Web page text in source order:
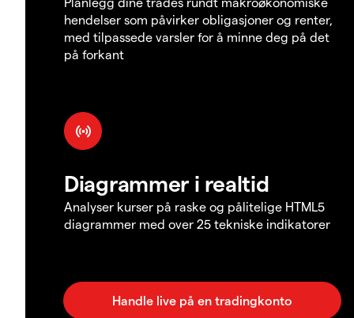
hendelser som påvirker obligasjoner og renter,
med tilpassede varsler for å minne deg på det
på forkant
Diagrammer i realtid
Analyser kurser på raske og pålitelige HTML5
diagrammer med over 25 tekniske indikatorer